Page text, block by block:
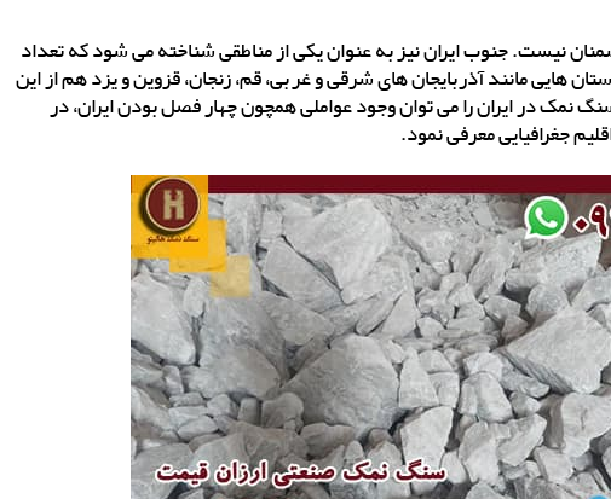
نیست. جنوب ایران نیز به عنوان یکی از مناطقی شناخته می شود که تعداد
مانند آذربایجان های شرقی و غربی، قم، زنجان، قزوین و یزد هم از این
نمک در ایران را می توان وجود عواملی همچون چهار فصل بودن ایران، در
جغرافیایی معرفی نمود.